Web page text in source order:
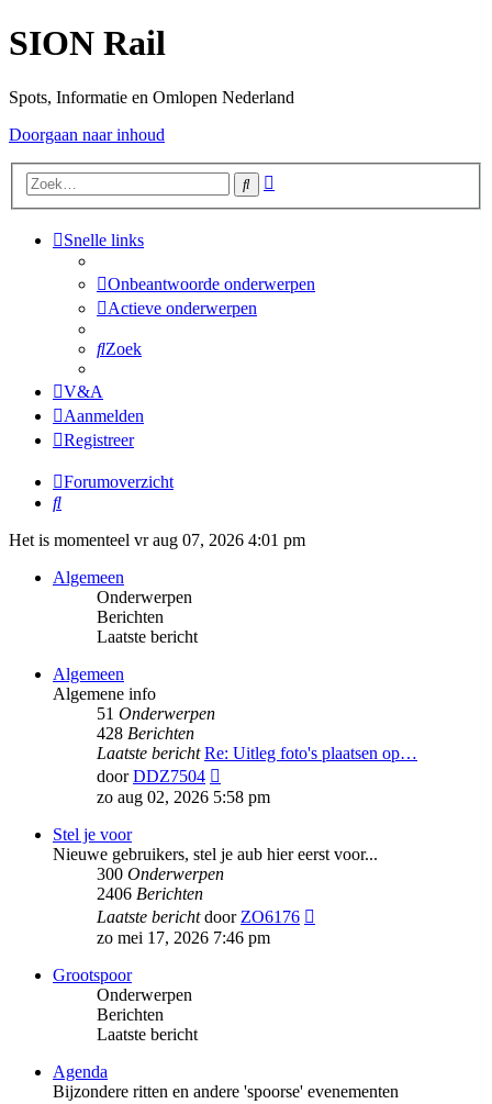
SION Rail
Spots, Informatie en Omlopen Nederland
Doorgaan naar inhoud
Zoek
Snelle links
Onbeantwoorde onderwerpen
Actieve onderwerpen
Zoek
V&A
Aanmelden
Registreer
Forumoverzicht
Zoek
Het is momenteel vr aug 07, 2026 4:01 pm
Algemeen
Onderwerpen
Berichten
Laatste bericht
Algemeen
Algemene info
51 Onderwerpen
428 Berichten
Laatste bericht Re: Uitleg foto's plaatsen op…
doorDDZ7504
laatste
bericht
zo aug 02, 2026 5:58 pm
Stel je voor
Nieuwe gebruikers, stel je aub hier eerst voor...
300 Onderwerpen
2406 Berichten
Laatste berichtdoorZO6176
zo mei 17, 2026 7:46 pm
Grootspoor
Onderwerpen
Berichten
Laatste bericht
Agenda
Bijzondere ritten en andere 'spoorse' evenementen